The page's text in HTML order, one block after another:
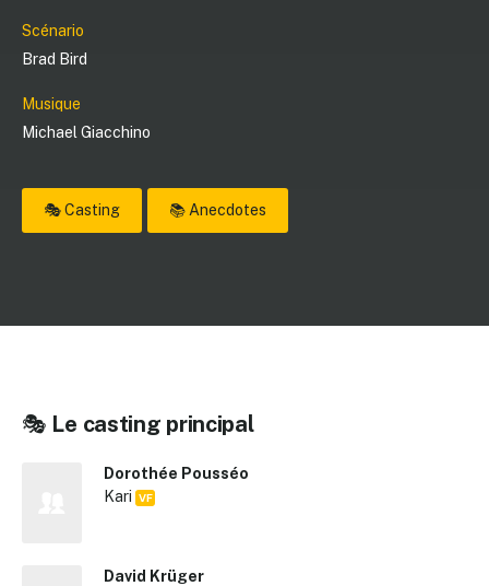
Scénario
Brad Bird
Musique
Michael Giacchino
🎭 Casting 📚 Anecdotes
🎭 Le casting principal
Dorothée Pousséo
Kari VF
David Krüger